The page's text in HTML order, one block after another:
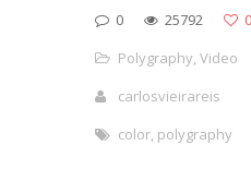
0 25792
0
Polygraphy, Video
carlosvieirareis
color, polygraphy